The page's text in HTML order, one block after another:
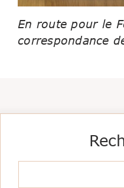
En route pour le
correspondance